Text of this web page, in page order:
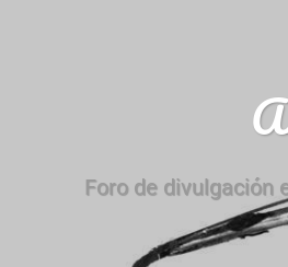
Foro de divulgación